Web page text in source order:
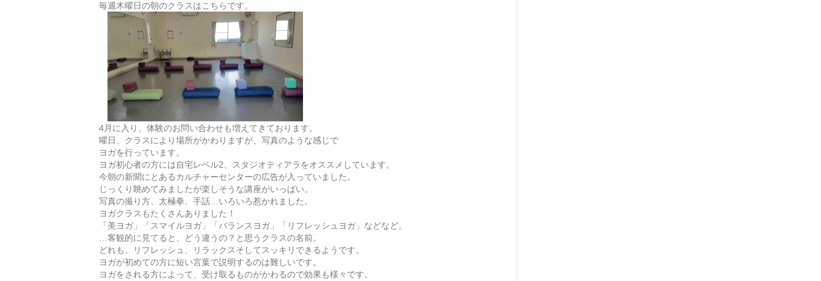
毎週木曜日の朝のクラスはこちらです。
4月に入り、体験のお問い合わせも増えてきております。
曜日、クラスにより場所がかわりますが、写真のような感じで
ヨガを行っています。
ヨガ初心者の方には自宅レベル2、スタジオティアラをオススメしています。
今朝の新聞にとあるカルチャーセンターの広告が入っていました。
じっくり眺めてみましたが楽しそうな講座がいっぱい。
写真の撮り方、太極拳、手話…いろいろ惹かれました。
ヨガクラスもたくさんありました！
「美ヨガ」「スマイルヨガ」「バランスヨガ」「リフレッシュヨガ」などなど。
…客観的に見てると、どう違うの？と思うクラスの名前。
どれも、リフレッシュ、リラックスそしてスッキリできるようです。
ヨガが初めての方に短い言葉で説明するのは難しいです。
ヨガをされる方によって、受け取るものがかわるので効果も様々です。